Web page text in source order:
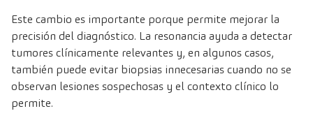
Este cambio es importante porque permite mejorar la
precisión del diagnóstico. La resonancia ayuda a detectar
tumores clínicamente relevantes y, en algunos casos,
también puede evitar biopsias innecesarias cuando no se
observan lesiones sospechosas y el contexto clínico lo
permite.